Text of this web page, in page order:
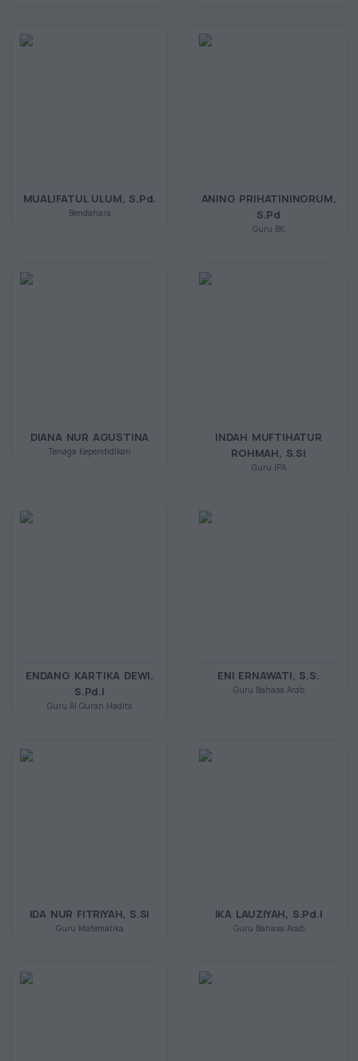
MUALIFATUL ULUM, S.Pd.
Bendahara
ANING PRIHATININGRUM,
S.Pd
Guru BK
DIANA NUR AGUSTINA
Tenaga Kependidikan
INDAH MUFTIHATUR
ROHMAH, S.Si
Guru IPA
ENDANG KARTIKA DEWI,
S.Pd.I
Guru Al Quran Hadits
ENI ERNAWATI, S.S.
Guru Bahasa Arab
IDA NUR FITRIYAH, S.Si
Guru Matematika
IKA LAUZIYAH, S.Pd.I
Guru Bahasa Arab